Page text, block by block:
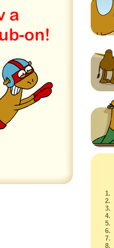
1.
2.
3.
4.
5.
6.
7.
8.